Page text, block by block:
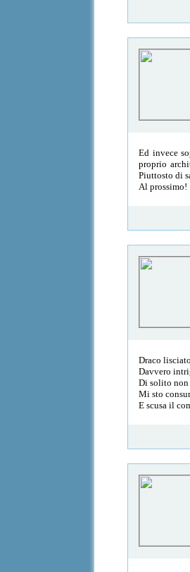
Ed invece
proprio
Piuttosto di
Al prossimo!
Draco
Davvero
Di solito non
Mi sto
E scusa il